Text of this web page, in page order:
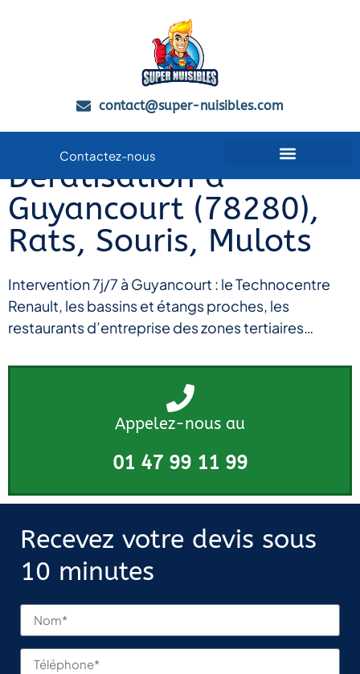
contact@super-nuisibles.com
Contactez-nous
Dératisation à
Guyancourt (78280),
Rats, Souris, Mulots
Intervention 7j/7 à Guyancourt : le Technocentre
Renault, les bassins et étangs proches, les
restaurants d’entreprise des zones tertiaires…
Appelez-nous au
01 47 99 11 99
Recevez votre devis sous
10 minutes